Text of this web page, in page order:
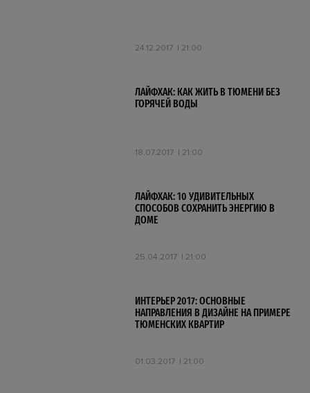
24.12.2017 21:00
ЛАЙФХАК: КАК ЖИТЬ В ТЮМЕНИ БЕЗ
ГОРЯЧЕЙ ВОДЫ
18.07.2017 21:00
ЛАЙФХАК: 10 УДИВИТЕЛЬНЫХ
СПОСОБОВ СОХРАНИТЬ ЭНЕРГИЮ В
ДОМЕ
25.04.2017 21:00
ИНТЕРЬЕР 2017: ОСНОВНЫЕ
НАПРАВЛЕНИЯ В ДИЗАЙНЕ НА ПРИМЕРЕ
ТЮМЕНСКИХ КВАРТИР
01.03.2017 21:00